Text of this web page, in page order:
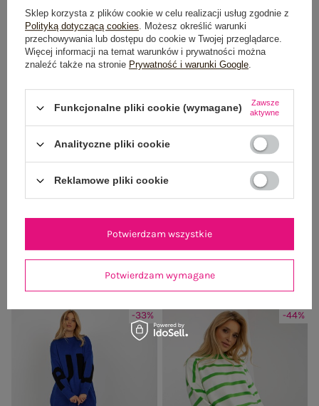
Camelowy długi sweter oversize z
Najniższa cena z 30 dni:55,99 zł
Camelowy luźny sweter rozpinany z
Najniższa cena z 30 dni:63,99 zł
-33% -44%
Sklep korzysta z plików cookie w celu realizacji usług zgodnie z
Polityką dotyczącą cookies. Możesz określić warunki
przechowywania lub dostępu do cookie w Twojej przeglądarce.
Więcej informacji na temat warunków i prywatności można
znaleźć także na stronie Prywatność i warunki Google.
Funkcjonalne pliki cookie (wymagane)
Zawsze
aktywne
Analityczne pliki cookie
Reklamowe pliki cookie
Potwierdzam wymagane
Potwierdzam wszystkie